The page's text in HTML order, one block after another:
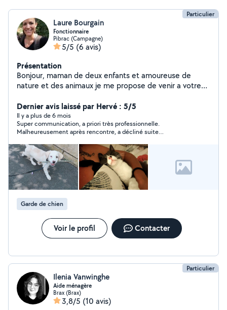
Particulier
Laure Bourgain
Fonctionnaire
Pibrac (Campagne)
5/5 (6 avis)
Présentation
Bonjour, maman de deux enfants et amoureuse de
nature et des animaux je me propose de venir a votre
quotidiennes celon le besoin. Je repond a vos questions
rapidement n'hésitez donc pas. Au plaisir de vous rendre
service.
Dernier avis laissé par Hervé : 5/5
Il y a plus de 6 mois
Super communication, a priori très professionnelle.
Malheureusement après rencontre, a décliné suite
Garde de chien
Voir le profil Contacter
Particulier
Ilenia Vanwinghe
Aide ménagère
Brax (Brax)
3,8/5 (10 avis)